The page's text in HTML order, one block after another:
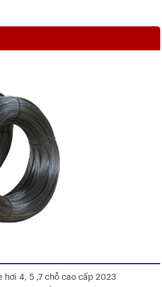
hơi 4, 5 ,7 chỗ cao cấp 2023